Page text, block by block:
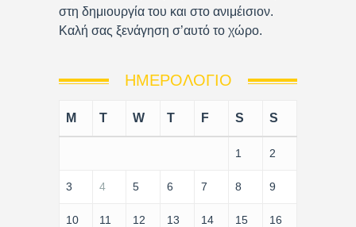
στη δημιουργία του και στο ανιμέισιον.
Καλή σας ξενάγηση σ’αυτό το χώρο.
ΗΜΕΡΟΛΌΓΙΟ
M T W T F S S
1 2
3 4 5 6 7 8 9
10 11 12 13 14 15 16